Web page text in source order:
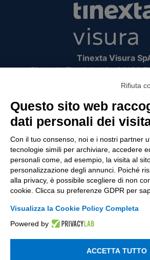
Tinexta Visura
Piazzale Flaminio 1/b,
Società con Socio
di Tinexta SpA
P.IVA 05338771008 REA
UTILITÀ
Recupero
Verifica attestato di
POLICIES AND
Informativa cookie
Rifiuta
Questo sito web
dati personali dei
Con il tuo consenso, noi e i nostri partner
tecnologie simili per archiviare, accedere
personali come, ad esempio, la visita al
personalizzazione degli annunci. Poiché
alla privacy, è possibile scegliere di non
cookie. Clicca su preferenze GDPR per
Visualizza la Cookie Policy Completa
Powered by
ACCETTA TUTTO